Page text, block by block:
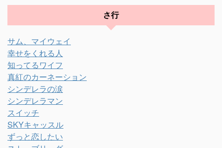
さ行
サム、マイウェイ
幸せをくれる人
知ってるワイフ
真紅のカーネーション
シンデレラの涙
シンデレラマン
スイッチ
SKYキャッスル
ずっと恋したい